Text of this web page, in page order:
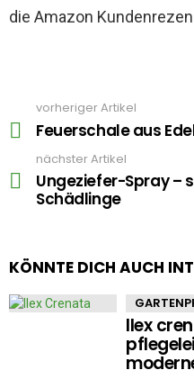
die Amazon
more
vorheriger Artikel
Feuerschale aus
nächster Artikel
Ungeziefer-Spray –
Schädlinge
KÖNNTE DICH AUCH
Ilex